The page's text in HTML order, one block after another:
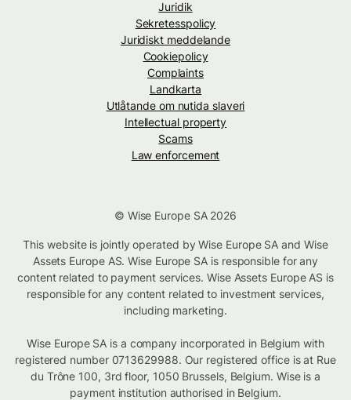
Juridik
Sekretesspolicy
Juridiskt meddelande
Cookiepolicy
Complaints
Landkarta
Utlåtande om nutida slaveri
Intellectual property
Scams
Law enforcement
© Wise Europe SA 2026
This website is jointly operated by Wise Europe SA and Wise
Assets Europe AS. Wise Europe SA is responsible for any
content related to payment services. Wise Assets Europe AS is
responsible for any content related to investment services,
including marketing.
Wise Europe SA is a company incorporated in Belgium with
registered number 0713629988. Our registered office is at Rue
du Trône 100, 3rd floor, 1050 Brussels, Belgium. Wise is a
payment institution authorised in Belgium.